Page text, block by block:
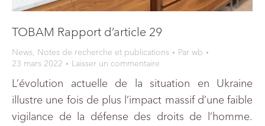
TOBAM Rapport d’article 29
News, Notes de recherche et publications Par wb
23 mars 2022
Laisser un commentaire
L’évolution actuelle de la situation en Ukraine
illustre une fois de plus l’impact massif d’une faible
vigilance de la défense des droits de l’homme.